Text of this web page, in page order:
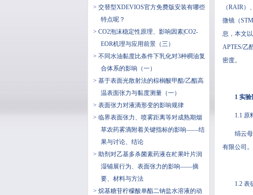
> 交替型XDEVIOS官方免费版安装有哪些
特点呢？
> CO2泡沫稳定性原理、影响因素|CO2-
EOR机理与应用前景（三）
> 不同水油黏度比条件下乳化对3种稠油复
合体系的影响（一）
> 基于表面光散射法的棕榈酸甲酯/乙酯高
温表面张力与黏度测量（一）
> 表面张力对液滴形变的影响规律
> 临界表面张力、喷雾距离等对成熟期烟
草农药雾滴附着关键指标的影响——结
果与讨论、结论
> 助剂对乙基多杀菌素药液在杧果叶片润
湿铺展行为、表面张力的影响——摘
要、材料与方法
> 烷基糖苷柠檬酸单酯二钠盐水溶液的动
（RAIR）
微镜（STM
息，
APTES/乙
密度。
1 实
1.1 原
绢云
有限公司。
1.2 表